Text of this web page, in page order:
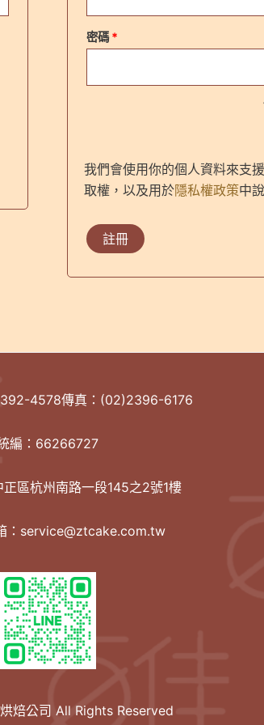
密碼*
我們會使用你的個人資料來支
取權，以及用於隱私權政策中
註冊
4578傳真：(02)2396-6176
編：66266727
區杭州南路一段145之2號1樓
：service@ztcake.com.tw
焙公司 All Rights Reserved